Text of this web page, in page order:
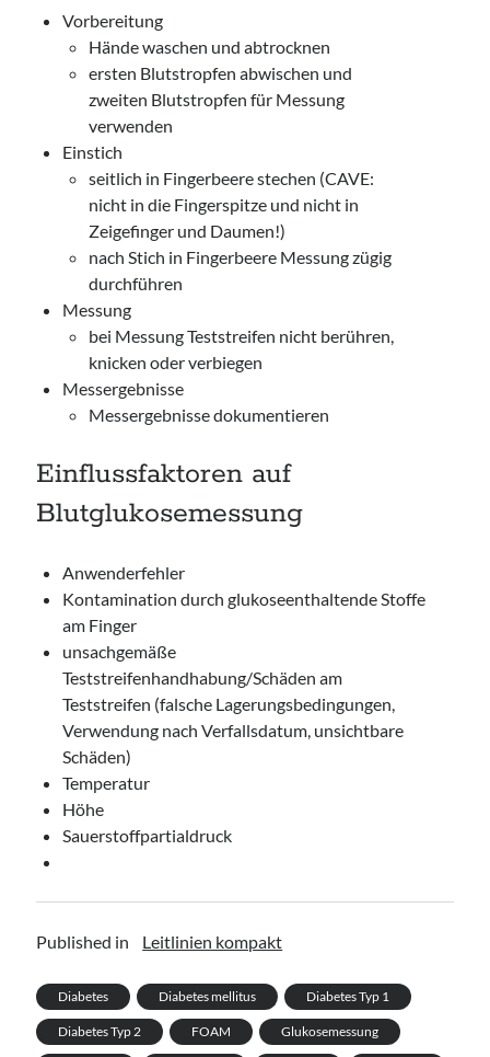
Vorbereitung
Hände waschen und abtrocknen
ersten Blutstropfen abwischen und
zweiten Blutstropfen für Messung
verwenden
Einstich
seitlich in Fingerbeere stechen (CAVE:
nicht in die Fingerspitze und nicht in
Zeigefinger und Daumen!)
nach Stich in Fingerbeere Messung zügig
durchführen
Messung
bei Messung Teststreifen nicht berühren,
knicken oder verbiegen
Messergebnisse
Messergebnisse dokumentieren
Einflussfaktoren auf
Blutglukosemessung
Anwenderfehler
Kontamination durch glukoseenthaltende Stoffe
am Finger
unsachgemäße
Teststreifenhandhabung/Schäden am
Teststreifen (falsche Lagerungsbedingungen,
Verwendung nach Verfallsdatum, unsichtbare
Schäden)
Temperatur
Höhe
Sauerstoffpartialdruck
Published in Leitlinien kompakt
Diabetes Diabetes mellitus Diabetes Typ 1
Diabetes Typ 2 FOAM Glukosemessung